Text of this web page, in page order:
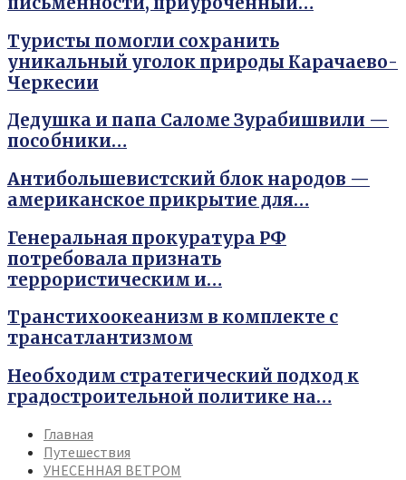
Туристы помогли сохранить
уникальный уголок природы Карачаево-
Черкесии
Дедушка и папа Саломе Зурабишвили —
пособники…
Антибольшевистский блок народов —
американское прикрытие для…
Генеральная прокуратура РФ
потребовала признать
террористическим и…
Транстихоокеанизм в комплекте с
трансатлантизмом
Необходим стратегический подход к
градостроительной политике на…
Youtube
TelegramГлавная
Путешествия
УНЕСЕННАЯ ВЕТРОМ